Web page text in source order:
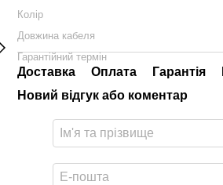
Колір
Довжина кабеля
Гарантійний термін
Доставка Оплата Гарантія
Новий відгук або коментар